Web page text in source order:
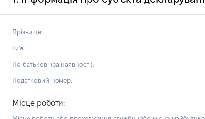
Прізвище:
Ім'я:
По батькові (за наявності):
Податковий номер:
Місце роботи: